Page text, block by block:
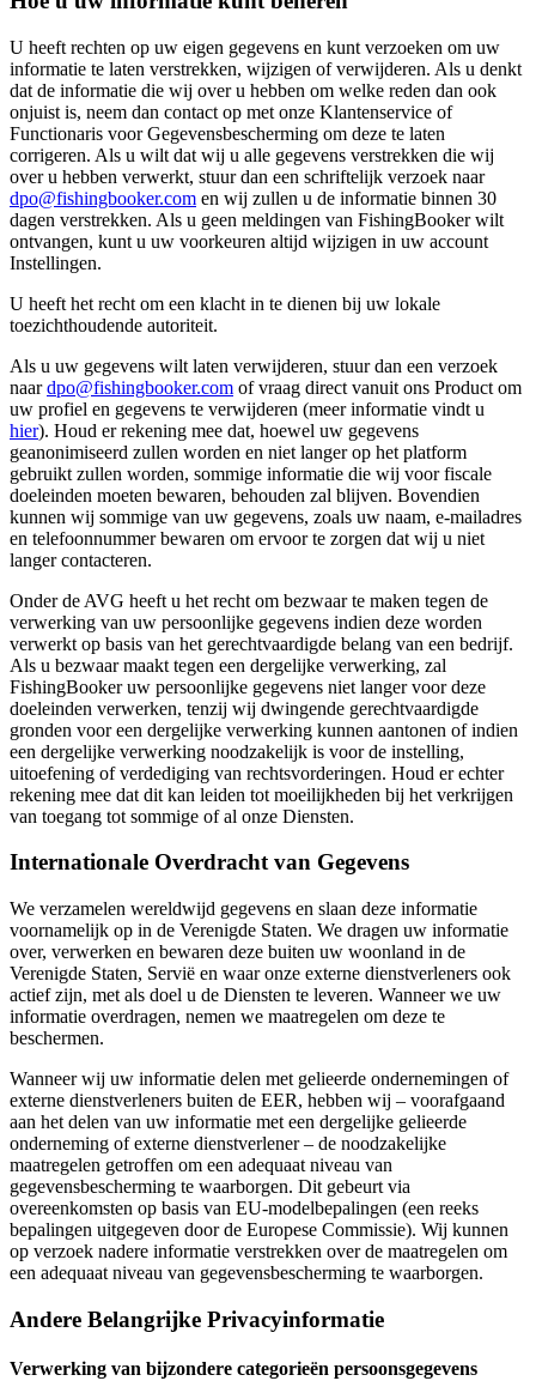
U heeft rechten op uw eigen gegevens en kunt verzoeken om uw
informatie te laten verstrekken, wijzigen of verwijderen. Als u denkt
dat de informatie die wij over u hebben om welke reden dan ook
onjuist is, neem dan contact op met onze Klantenservice of
Functionaris voor Gegevensbescherming om deze te laten
corrigeren. Als u wilt dat wij u alle gegevens verstrekken die wij
over u hebben verwerkt, stuur dan een schriftelijk verzoek naar
dpo@fishingbooker.com en wij zullen u de informatie binnen 30
dagen verstrekken. Als u geen meldingen van FishingBooker wilt
ontvangen, kunt u uw voorkeuren altijd wijzigen in uw account
Instellingen.
U heeft het recht om een klacht in te dienen bij uw lokale
toezichthoudende autoriteit.
Als u uw gegevens wilt laten verwijderen, stuur dan een verzoek
naardpo@fishingbooker.com of vraag direct vanuit ons Product om
uw profiel en gegevens te verwijderen (meer informatie vindt u
hier). Houd er rekening mee dat, hoewel uw gegevens
geanonimiseerd zullen worden en niet langer op het platform
gebruikt zullen worden, sommige informatie die wij voor fiscale
doeleinden moeten bewaren, behouden zal blijven. Bovendien
kunnen wij sommige van uw gegevens, zoals uw naam, e-mailadres
en telefoonnummer bewaren om ervoor te zorgen dat wij u niet
langer contacteren.
Onder de AVG heeft u het recht om bezwaar te maken tegen de
verwerking van uw persoonlijke gegevens indien deze worden
verwerkt op basis van het gerechtvaardigde belang van een bedrijf.
Als u bezwaar maakt tegen een dergelijke verwerking, zal
FishingBooker uw persoonlijke gegevens niet langer voor deze
doeleinden verwerken, tenzij wij dwingende gerechtvaardigde
gronden voor een dergelijke verwerking kunnen aantonen of indien
een dergelijke verwerking noodzakelijk is voor de instelling,
uitoefening of verdediging van rechtsvorderingen. Houd er echter
rekening mee dat dit kan leiden tot moeilijkheden bij het verkrijgen
van toegang tot sommige of al onze Diensten.
Internationale Overdracht van Gegevens
We verzamelen wereldwijd gegevens en slaan deze informatie
voornamelijk op in de Verenigde Staten. We dragen uw informatie
over, verwerken en bewaren deze buiten uw woonland in de
Verenigde Staten, Servië en waar onze externe dienstverleners ook
actief zijn, met als doel u de Diensten te leveren. Wanneer we uw
informatie overdragen, nemen we maatregelen om deze te
beschermen.
Wanneer wij uw informatie delen met gelieerde ondernemingen of
externe dienstverleners buiten de EER, hebben wij – voorafgaand
aan het delen van uw informatie met een dergelijke gelieerde
onderneming of externe dienstverlener – de noodzakelijke
maatregelen getroffen om een adequaat niveau van
gegevensbescherming te waarborgen. Dit gebeurt via
overeenkomsten op basis van EU-modelbepalingen (een reeks
bepalingen uitgegeven door de Europese Commissie). Wij kunnen
op verzoek nadere informatie verstrekken over de maatregelen om
een adequaat niveau van gegevensbescherming te waarborgen.
Andere Belangrijke Privacyinformatie
Verwerking van bijzondere categorieën persoonsgegevens